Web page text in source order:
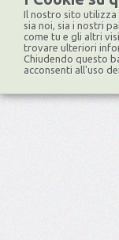
Il nostro sito utilizza
sia noi, sia i nostri
come tu e gli altri
trovare ulteriori
Chiudendo questo
acconsenti all'uso